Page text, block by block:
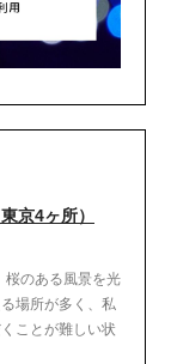
京4ヶ所）
桜のある風景を光
場所が多く、私
ことが難しい状